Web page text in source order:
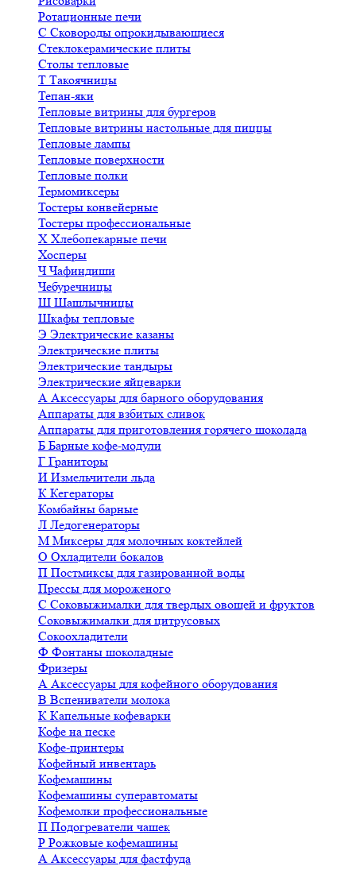
Ротационные печи
С Сковороды опрокидывающиеся
Стеклокерамические плиты
Столы тепловые
Т Такоячницы
Тепан-яки
Тепловые витрины для бургеров
Тепловые витрины настольные для пиццы
Тепловые лампы
Тепловые поверхности
Тепловые полки
Термомиксеры
Тостеры конвейерные
Тостеры профессиональные
Х Хлебопекарные печи
Хосперы
ЧЧафиндиши
Чебуречницы
Ш Шашлычницы
Шкафы тепловые
Э Электрические казаны
Электрические плиты
Электрические тандыры
Электрические яйцеварки
А Аксессуары для барного оборудования
Аппараты для взбитых сливок
Аппараты для приготовления горячего шоколада
Б Барные кофе-модули
Г Граниторы
И Измельчители льда
К Кегераторы
Комбайны барные
Л Ледогенераторы
М Миксеры для молочных коктейлей
О Охладители бокалов
П Постмиксы для газированной воды
Прессы для мороженого
С Соковыжималки для твердых овощей и фруктов
Соковыжималки для цитрусовых
Сокоохладители
Ф Фонтаны шоколадные
Фризеры
А Аксессуары для кофейного оборудования
В Вспениватели молока
К Капельные кофеварки
Кофе на песке
Кофе-принтеры
Кофейный инвентарь
Кофемашины
Кофемашины суперавтоматы
Кофемолки профессиональные
П Подогреватели чашек
Р Рожковые кофемашины
А Аксессуары для фастфуда